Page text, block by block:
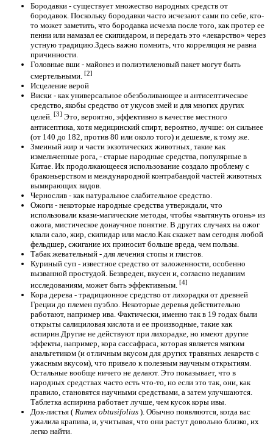
Бородавки - существует множество народных средств от
бородавок. Поскольку бородавки часто исчезают сами по себе, кто-
то может заметить, что бородавка исчезла после того, как протер ее
пенни или намазал ее скипидаром, и передать это «лекарство» через
устную традицию.Здесь важно помнить, что корреляция не равна
причинности.
Головные вши - майонез и полиэтиленовый пакет могут быть
смертельными. [2]
Исцеление верой
Виски - как универсальное обезболивающее и антисептическое
средство, якобы средство от укусов змей и для многих других
целей. [3] Это, вероятно, эффективно в качестве местного
антисептика, хотя медицинский спирт, вероятно, лучше: он сильнее
(от 140 до 182, против 80 или около того) и дешевле, к тому же.
Змеиный жир и части экзотических животных, такие как
измельченные рога, - старые народные средства, популярные в
Китае. Их продолжающееся использование создало проблему с
браконьерством и международной контрабандой частей животных
вымирающих видов.
Чернослив - как натуральное слабительное средство.
Ожоги - некоторые народные средства утверждали, что
использовали квази-магические методы, чтобы «вытянуть огонь» из
ожога, мистическое донаучное понятие. В других случаях на ожог
клали сало, жир, скипидар или масло.Как скажет вам сегодня любой
фельдшер, сжигание их приносит больше вреда, чем пользы.
Табак жевательный - для лечения стопы и глистов.
Куриный суп - известное средство от заложенности, особенно
вызванной простудой. Безвреден, вкусен и, согласно недавним
исследованиям, может быть эффективным. [4]
Кора дерева - традиционное средство от лихорадки от древней
Греции до племен пуэбло. Некоторые деревья действительно
работают, например ива. Фактически, именно так в 19 годах были
открыты салициловая кислота и ее производные, такие как
аспирин.Другие не действуют при лихорадке, но имеют другие
эффекты, например, кора сассафраса, которая является мягким
анальгетиком (и отличным вкусом для других травяных лекарств с
ужасным вкусом), что привело к полезным научным открытиям.
Остальные вообще ничего не делают. Это показывает, что в
народных средствах часто есть что-то, но если это так, они, как
правило, становятся научными средствами, а затем улучшаются.
Таблетка аспирина работает лучше, чем кусок коры ивы.
Док-листья ( Rumex obtusifolius ). Обычно появляются, когда вас
ужалила крапива, и, учитывая, что они растут довольно близко, их
легко найти.